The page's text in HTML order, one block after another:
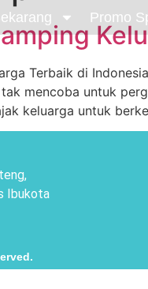
Promo
Terbaik di
mencoba untuk
keluarga untuk
Ibukota